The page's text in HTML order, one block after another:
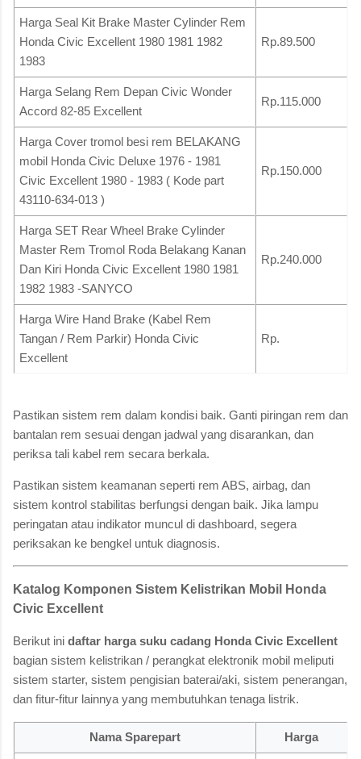
Harga Seal Kit Brake Master Cylinder Rem
Honda Civic Excellent 1980 1981 1982
1983
Rp.89.500
Harga Selang Rem Depan Civic Wonder
Accord 82-85 Excellent
Rp.115.000
Harga Cover tromol besi rem BELAKANG
mobil Honda Civic Deluxe 1976 - 1981
Civic Excellent 1980 - 1983 ( Kode part
43110-634-013 )
Rp.150.000
Harga SET Rear Wheel Brake Cylinder
Master Rem Tromol Roda Belakang Kanan
Dan Kiri Honda Civic Excellent 1980 1981
1982 1983 -SANYCO
Rp.240.000
Harga Wire Hand Brake (Kabel Rem
Tangan / Rem Parkir) Honda Civic
Excellent
Rp.
Pastikan sistem rem dalam kondisi baik. Ganti piringan rem dan
bantalan rem sesuai dengan jadwal yang disarankan, dan
periksa tali kabel rem secara berkala.
Pastikan sistem keamanan seperti rem ABS, airbag, dan
sistem kontrol stabilitas berfungsi dengan baik. Jika lampu
peringatan atau indikator muncul di dashboard, segera
periksakan ke bengkel untuk diagnosis.
Katalog Komponen Sistem Kelistrikan Mobil Honda
Civic Excellent
Berikut ini daftar harga suku cadang Honda Civic Excellent
bagian sistem kelistrikan / perangkat elektronik mobil meliputi
sistem starter, sistem pengisian baterai/aki, sistem penerangan,
dan fitur-fitur lainnya yang membutuhkan tenaga listrik.
Nama Sparepart Harga